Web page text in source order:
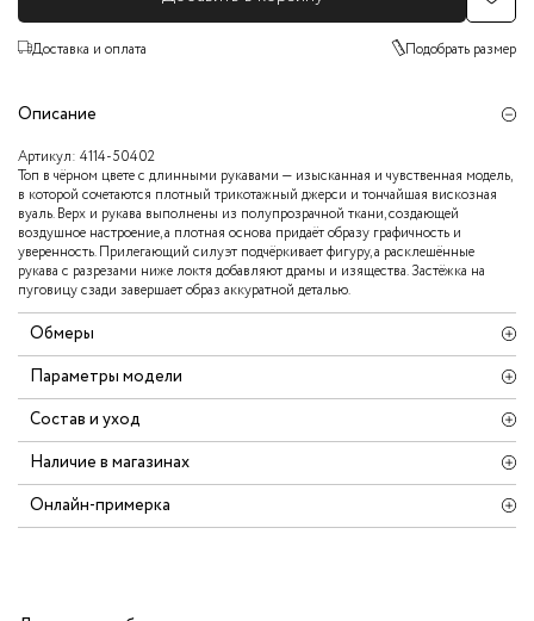
Доставка и оплата Подобрать размер
Описание
Артикул: 4114-50402
Топ в чёрном цвете с длинными рукавами — изысканная и чувственная модель,
в которой сочетаются плотный трикотажный джерси и тончайшая вискозная
вуаль. Верх и рукава выполнены из полупрозрачной ткани, создающей
воздушное настроение, а плотная основа придаёт образу графичность и
уверенность. Прилегающий силуэт подчёркивает фигуру, а расклешённые
рукава с разрезами ниже локтя добавляют драмы и изящества. Застёжка на
пуговицу сзади завершает образ аккуратной деталью.
Обмеры
Параметры модели
Состав и уход
Наличие в магазинах
Онлайн-примерка